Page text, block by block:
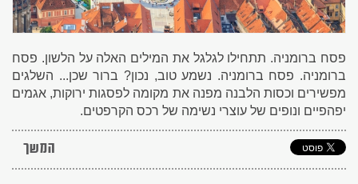
פסח ברומניה. תתחילו לגלגל את המילים האלה על הלשון. פסח
ברומניה. פסח ברומניה. נשמע טוב, נכון? ברור שכן... השלגים
מפשירים וכסות הלבנה מפנה את מקומה לפסגות ירוקות, אגמים
יפהפיים ונופים של עוצרי נשימה של רכס הקרפטים.
המשך